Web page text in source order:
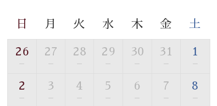
の効果が高い、極めて希有な源泉です。身も心も癒され
るご入浴をお愉しみください。
温泉の成分に合わせ、防菌防カビの特殊素材の畳を使
す。
日 月 火 水 木 金 土
26
—
27
—
28
—
29
—
30
—
31
—
1
—
2
—
3
—
4
—
5
—
6
—
7
—
8
—